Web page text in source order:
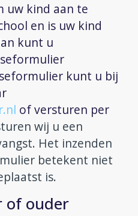
uw kind aan te
en is uw kind
kunt u
kunt u bij
of versturen per
wij u een
Het inzenden
betekent niet
is.
of ouder